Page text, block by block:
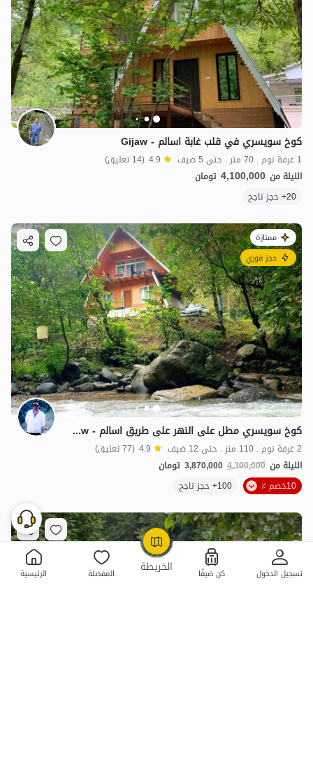
الخريطة تسجيل الدخول كن ضيفًا المفضلة الرئيسية
OpenStreetMap
كوخ سويسري في قلب غابة اسالم - Gijaw
1 غرفة نوم . 70 متر . حتى 5 ضيف 4.9 (14 تعليق)
الليلة من 4,100,000 تومان
20+ حجز ناجح
ممتازة
حجز فوري
كوخ سويسري مطل على النهر على طريق اسالم - Gijaw
2 غرفة نوم . 110 متر . حتى 12 ضيف 4.9 (77 تعليق)
الليلة من 4,300,000
3,870,000 تومان
10خصم ٪
100+ حجز ناجح